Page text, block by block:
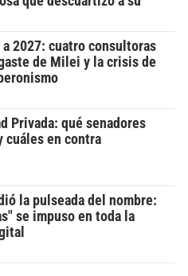
a 2027: cuatro consultoras
de Milei y la crisis de
Privada: qué senadores
cuáles en contra
la pulseada del nombre:
se impuso en toda la